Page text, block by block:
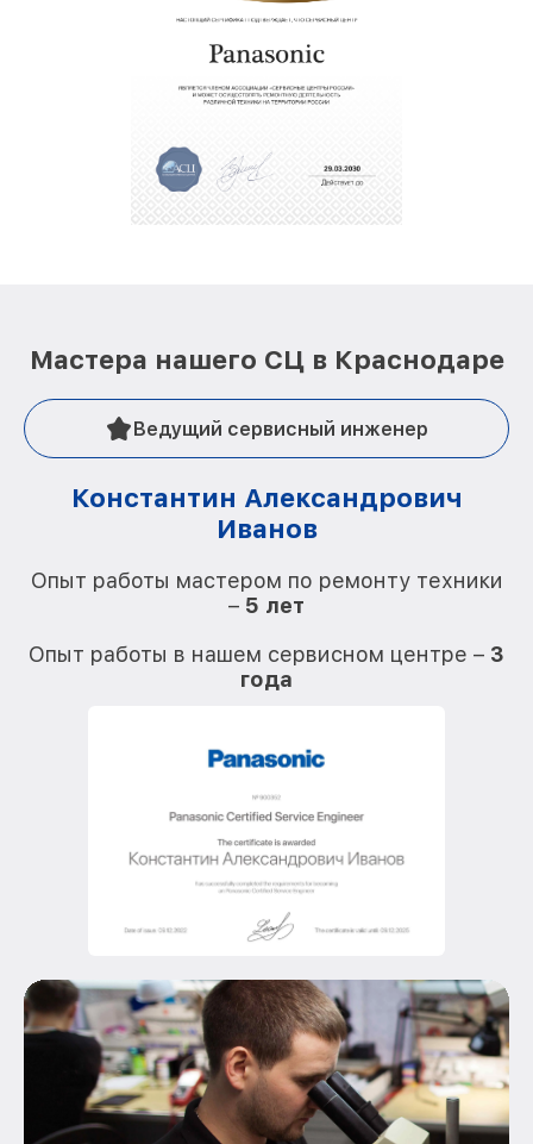
Мастера нашего СЦ в Краснодаре
Ведущий сервисный инженер
Константин Александрович
Иванов
Опыт работы мастером по ремонту техники
– 5 лет
Опыт работы в нашем сервисном центре – 3
года